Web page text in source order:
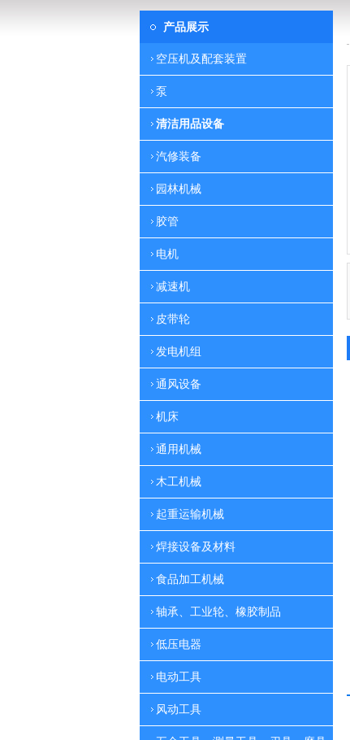
产品展示
空压机及配套装置
泵
清洁用品设备
汽修装备
园林机械
胶管
电机
减速机
皮带轮
发电机组
通风设备
机床
通用机械
木工机械
起重运输机械
焊接设备及材料
食品加工机械
轴承、工业轮、橡胶制品
低压电器
电动工具
风动工具